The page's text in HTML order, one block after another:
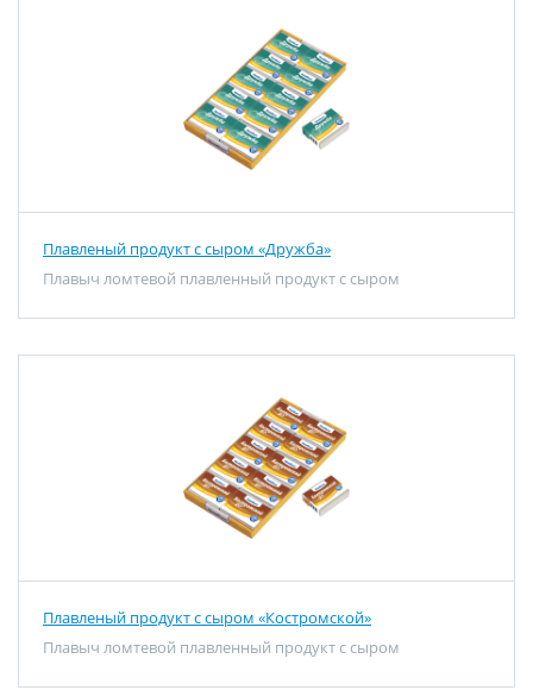
Плавленый продукт с сыром «Дружба»
Плавыч ломтевой плавленный продукт с сыром
Плавленый продукт с сыром «Костромской»
Плавыч ломтевой плавленный продукт с сыром